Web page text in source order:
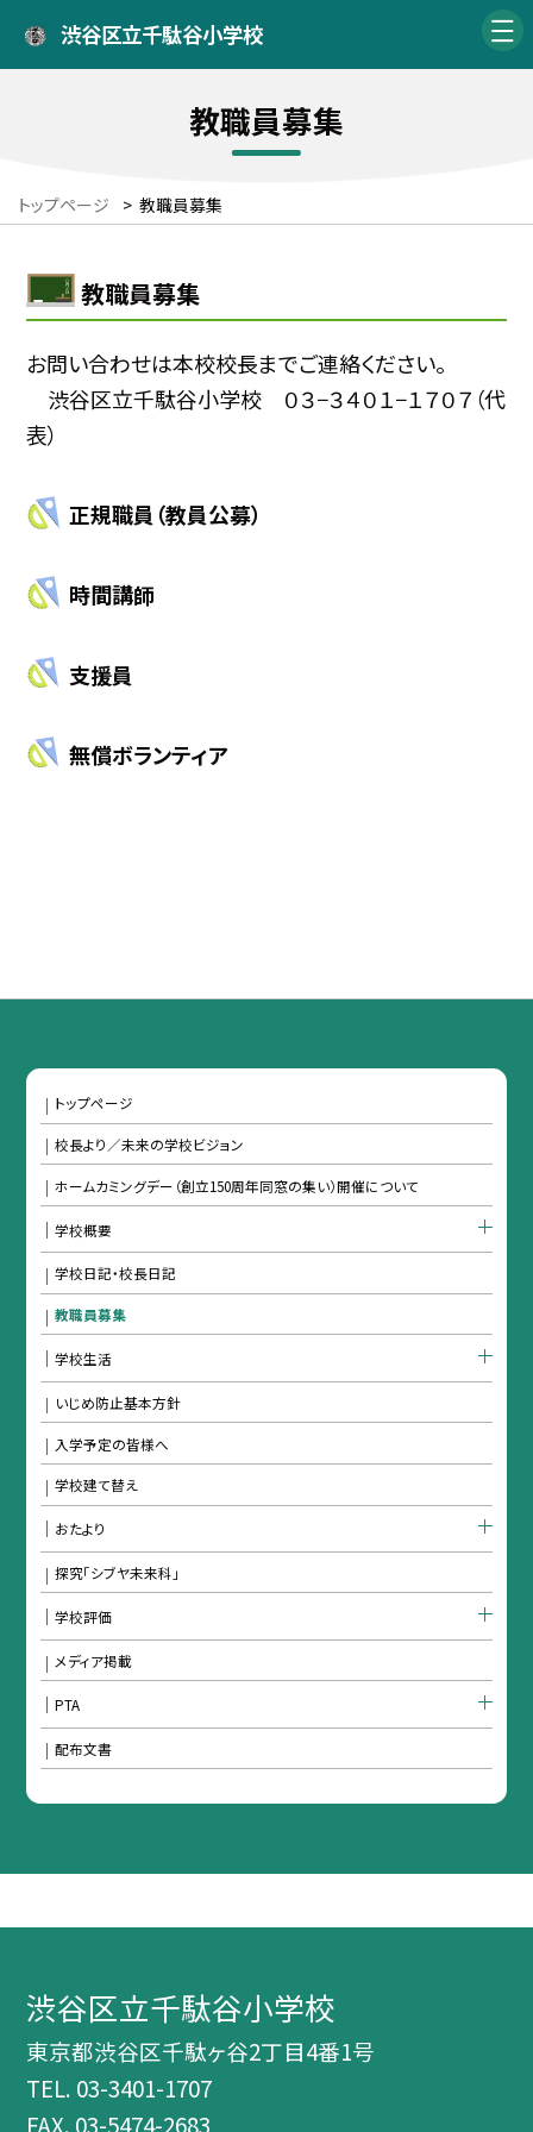
渋谷区立千駄谷小学校
教職員募集
トップページ > 教職員募集
教職員募集
お問い合わせは本校校長までご連絡ください。
渋谷区立千駄谷小学校 ０３−３４０１−１７０７（代
表）
正規職員（教員公募）
時間講師
支援員
無償ボランティア
トップページ
校長より／未来の学校ビジョン
ホームカミングデー（創立150周年同窓の集い）開催について
学校概要
学校日記・校長日記
教職員募集
学校生活
いじめ防止基本方針
入学予定の皆様へ
学校建て替え
おたより
探究「シブヤ未来科」
学校評価
メディア掲載
PTA
配布文書
渋谷区立千駄谷小学校
東京都渋谷区千駄ヶ谷2丁目4番1号
TEL. 03-3401-1707
FAX. 03-5474-2683